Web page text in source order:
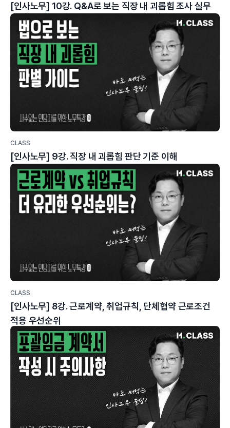
[인사노무] 10강. Q&A로 보는 직장 내 괴롭힘 조사 실무
CLASS
[인사노무] 9강. 직장 내 괴롭힘 판단 기준 이해
CLASS
[인사노무] 8강. 근로계약, 취업규칙, 단체협약 근로조건
적용 우선순위